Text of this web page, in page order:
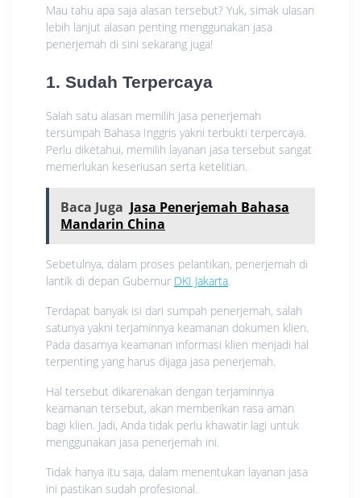
Mau tahu apa saja alasan tersebut? Yuk, simak ulasan
lebih lanjut alasan penting menggunakan jasa
penerjemah di sini sekarang juga!
1. Sudah Terpercaya
Salah satu alasan memilih jasa penerjemah
tersumpah Bahasa Inggris yakni terbukti terpercaya.
Perlu diketahui, memilih layanan jasa tersebut sangat
memerlukan keseriusan serta ketelitian.
Baca Juga Jasa Penerjemah Bahasa
Mandarin China
Sebetulnya, dalam proses pelantikan, penerjemah di
lantik di depan Gubernur DKI Jakarta.
Terdapat banyak isi dari sumpah penerjemah, salah
satunya yakni terjaminnya keamanan dokumen klien.
Pada dasarnya keamanan informasi klien menjadi hal
terpenting yang harus dijaga jasa penerjemah.
Hal tersebut dikarenakan dengan terjaminnya
keamanan tersebut, akan memberikan rasa aman
bagi klien. Jadi, Anda tidak perlu khawatir lagi untuk
menggunakan jasa penerjemah ini.
Tidak hanya itu saja, dalam menentukan layanan jasa
ini pastikan sudah profesional.